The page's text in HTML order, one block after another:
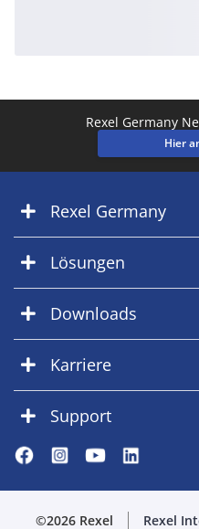
Rexel Germany
Hier
Rexel Germany
Lösungen
Downloads
Karriere
Support
©2026 Rexel Rexel